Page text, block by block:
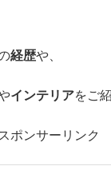
経歴や、
インテリアをご
ポンサーリンク